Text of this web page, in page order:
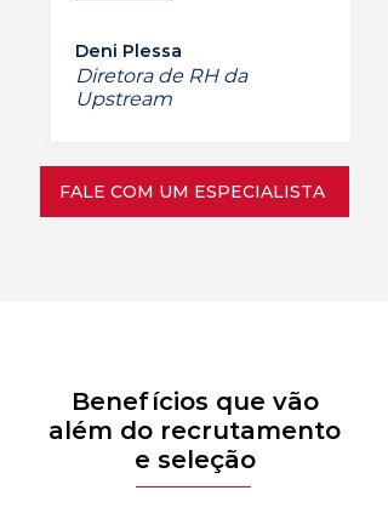
Deni Plessa
Diretora de RH da
Upstream
FALE COM UM ESPECIALISTA
Benefícios que vão
além do recrutamento
e seleção